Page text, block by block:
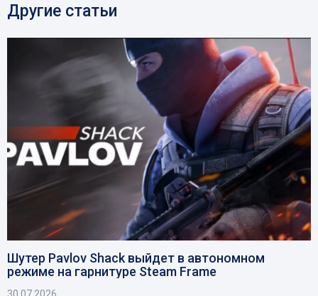
Другие статьи
Шутер Pavlov Shack выйдет в автономном
режиме на гарнитуре Steam Frame